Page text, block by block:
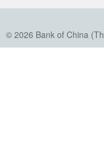
© 2026 Bank of China